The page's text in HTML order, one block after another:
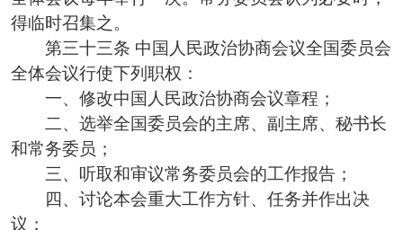
得临时召集之。
第三十三条 中国人民政治协商会议全国委员会
全体会议行使下列职权：
一、修改中国人民政治协商会议章程；
二、选举全国委员会的主席、副主席、秘书长
和常务委员；
三、听取和审议常务委员会的工作报告；
四、讨论本会重大工作方针、任务并作出决
议；